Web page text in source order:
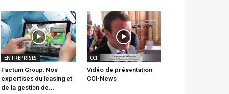
ENTREPRISES
Factum Group: Nos
expertises du leasing et
de la gestion de...
CCI
Vidéo de présentation
CCI-News